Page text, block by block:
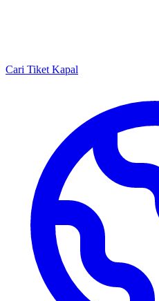
Cari Tiket Kapal